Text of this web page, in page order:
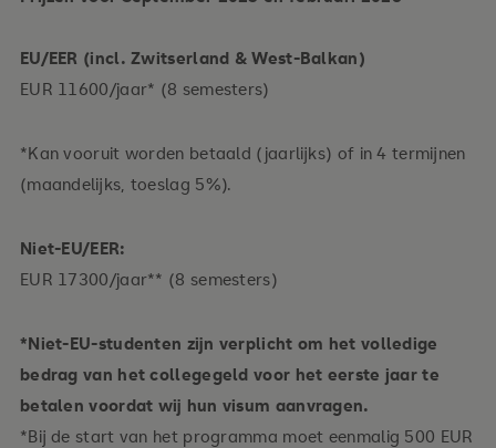
EU/EER (incl. Zwitserland & West-Balkan)
EUR 11600/jaar* (8 semesters)
*Kan vooruit worden betaald (jaarlijks) of in 4 termijnen
(maandelijks, toeslag 5%).
Niet-EU/EER:
EUR 17300/jaar** (8 semesters)
*Niet-EU-studenten zijn verplicht om het volledige
bedrag van het collegegeld voor het eerste jaar te
betalen voordat wij hun visum aanvragen.
*Bij de start van het programma moet eenmalig 500 EUR